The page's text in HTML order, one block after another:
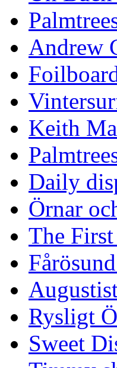
Andrew
Keith
Daily
Örnar
The
Rysligt
Sweet